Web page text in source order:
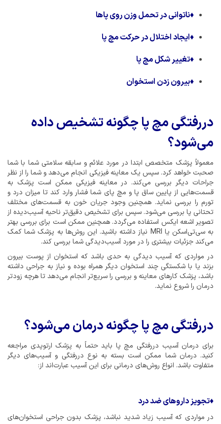
♦ناتوانی در تحمل وزن روی پاها
♦ایجاد اختلال در حرکت مچ پا
♦تغییر شکل مچ پا
♦بیرون زدن استخوان
دررفتگی مچ پا چگونه تشخیص داده
می‌شود؟
معمولاً پزشک متخصص ابتدا در مورد علائم و سابقه سلامتی شما با شما
صحبت خواهد کرد. سپس یک معاینه فیزیکی انجام می‌دهد و شما را از نظر
جراحات دیگر بررسی می‌کند. در معاینه فیزیکی ممکن است پزشک به
قسمت‌هایی از پایین ساق پا و مچ پای شما فشار وارد کند تا میزان درد و
تورم را بررسی نماید. همچنین وجود جریان خون به قسمت‌های مختلف
تحتانی پا بررسی می‌شود. سپس برای تشخیص دقیق‌تر ناحیه آسیب‌دیده از
تصویر اشعه ایکس استفاده می‌گردد. همچنین ممکن است برای بررسی بهتر
به سی‌تی‌اسکن یا MRI نیاز داشته باشید. این روش‌ها به پزشک شما کمک
می‌کند جزئیات بیشتری را در مورد آسیب‌دیدگی شما بررسی کند.
در مواردی که آسیب دیدگی به حدی باشد که استخوان از پوست بیرون
بزند یا با شکستگی چند استخوان دیگر همراه بوده و نیاز به جراحی داشته
باشد، پزشک کارهای معاینه و بررسی را سریع‌تر انجام می‌دهد تا هرچه زودتر
درمان را شروع نماید.
دررفتگی مچ پا چگونه درمان می‌شود؟
برای درمان آسیب‌ دررفتگی مچ پا باید حتماً به پزشک ارتوپدی مراجعه
کنید. درمان شما ممکن است بسته به نوع دررفتگی و آسیب‌های دیگر
متفاوت باشد. انواع روش‌های درمانی برای این آسیب عبارت‌اند از:
♦تجویز داروهای ضد درد
در مواردی که آسیب زیاد شدید نباشد، پزشک بدون جراحی استخوان‌های